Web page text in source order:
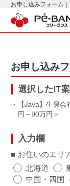
お申し込みフォーム
お申し込み
選択したIT
・【Java】生保
円～90万円
入力欄
お住いのエリ
北海道
中国・四国